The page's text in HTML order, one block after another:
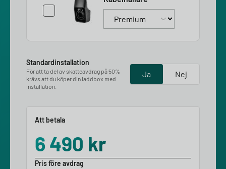
Standardinstallation
För att ta del av skatteavdrag på 50%
krävs att du köper din laddbox med
installation.
Ja Nej
Att betala
6 490 kr
Pris före avdrag